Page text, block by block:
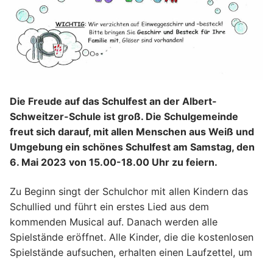
Die Freude auf das Schulfest an der Albert-
Schweitzer-Schule ist groß. Die Schulgemeinde
freut sich darauf, mit allen Menschen aus Weiß und
Umgebung ein schönes Schulfest am Samstag, den
6. Mai 2023 von 15.00-18.00 Uhr zu feiern.
Zu Beginn singt der Schulchor mit allen Kindern das
Schullied und führt ein erstes Lied aus dem
kommenden Musical auf. Danach werden alle
Spielstände eröffnet. Alle Kinder, die die kostenlosen
Spielstände aufsuchen, erhalten einen Laufzettel, um